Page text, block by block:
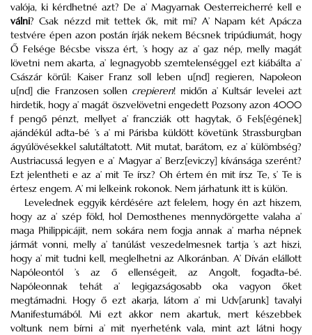
valója, ki kérdhetné azt? De a’ Magyarnak Oesterreicherré kell e
válni? Csak nézzd mit tettek ők, mit mi? A’ Napam két Apácza
testvére épen azon postán írják nekem Bécsnek tripúdiumát, hogy
Ő Felsége Bécsbe vissza ért, ’s hogy az a’ gaz nép, melly magát
lövetni nem akarta, a’ legnagyobb szemtelenséggel ezt kiábálta a’
Császár körűl: Kaiser Franz soll leben u[nd] regieren, Napoleon
u[nd] die Franzosen sollen crepieren! midőn a’ Kultsár levelei azt
hirdetik, hogy a’ magát öszvelövetni engedett Pozsony azon 4000
f pengő pénzt, mellyet a’ francziák ott hagytak, ő Fels[égének]
ajándékúl adta-bé ’s a’ mi Párisba küldött követünk Strassburgban
ágyúlövésekkel salutáltatott. Mit mutat, barátom, ez a’ külömbség?
Austriacussá legyen e a’ Magyar a’ Berz[eviczy] kívánsága szerént?
Ezt jelentheti e az a’ mit Te írsz? Oh értem én mit írsz Te, s’ Te is
értesz engem. A’ mi lelkeink rokonok. Nem járhatunk itt is külön.
Levelednek eggyik kérdésére azt felelem, hogy én azt hiszem,
hogy az a’ szép föld, hol Demosthenes mennydörgette valaha a’
maga Philippicájit, nem sokára nem fogja annak a’ marha népnek
jármát vonni, melly a’ tanúlást veszedelmesnek tartja ’s azt hiszi,
hogy a’ mit tudni kell, meglelhetni az Alkoránban. A’ Díván elállott
Napóleontól ’s az ő ellenségeit, az Angolt, fogadta-bé.
Napóleonnak tehát a’ legigazságosabb oka vagyon őket
megtámadni. Hogy ő ezt akarja, látom a’ mi Udv[arunk] tavalyi
Manifestumából. Mi ezt akkor nem akartuk, mert készebbek
voltunk nem bírni a’ mit nyerheténk vala, mint azt látni hogy